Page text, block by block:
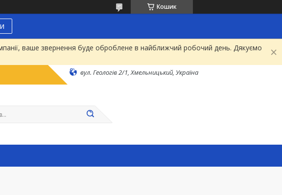
Кошик
ваше звернення буде оброблене в найближчий робочий день. Дякуємо
вул. Геологів 2/1, Хмельницький, Україна